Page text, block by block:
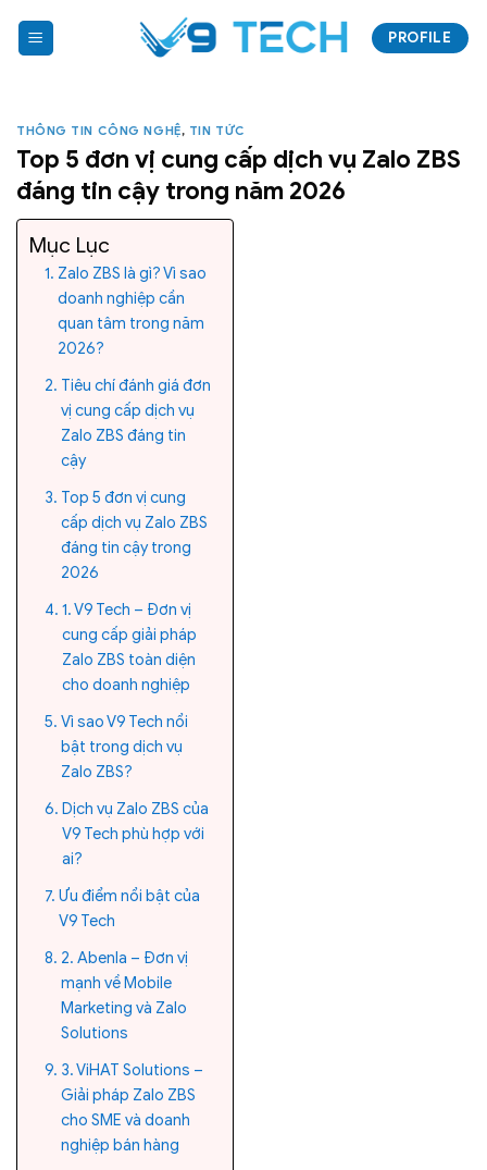
qua
PROFILE
THÔNG TIN CÔNG NGHỆ, TIN TỨC
Top 5 đơn vị cung cấp dịch vụ Zalo ZBS
đáng tin cậy trong năm 2026
Mục Lục
Zalo ZBS là gì? Vì sao
doanh nghiệp cần
quan tâm trong năm
2026?
Tiêu chí đánh giá đơn
vị cung cấp dịch vụ
Zalo ZBS đáng tin
cậy
Top 5 đơn vị cung
cấp dịch vụ Zalo ZBS
đáng tin cậy trong
2026
1. V9 Tech – Đơn vị
cung cấp giải pháp
Zalo ZBS toàn diện
cho doanh nghiệp
Vì sao V9 Tech nổi
bật trong dịch vụ
Zalo ZBS?
Dịch vụ Zalo ZBS của
V9 Tech phù hợp với
ai?
Ưu điểm nổi bật của
V9 Tech
2. Abenla – Đơn vị
mạnh về Mobile
Marketing và Zalo
Solutions
3. ViHAT Solutions –
Giải pháp Zalo ZBS
cho SME và doanh
nghiệp bán hàng